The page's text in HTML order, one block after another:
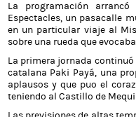
La programación
Espectacles, un pasacalle
en un particular viaje al
sobre una rueda que
La primera jornada continuó
catalana Paki Payá, una
aplausos y que puo el
teniendo al Castillo de